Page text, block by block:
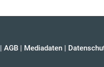
| AGB | Mediadaten |